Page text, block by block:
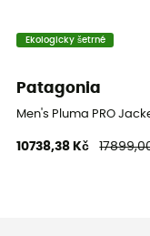
Ekologicky šetrné
Patagonia
Men's Pluma PRO
10738,38 Kč